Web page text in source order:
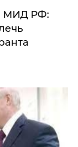
МИД РФ: